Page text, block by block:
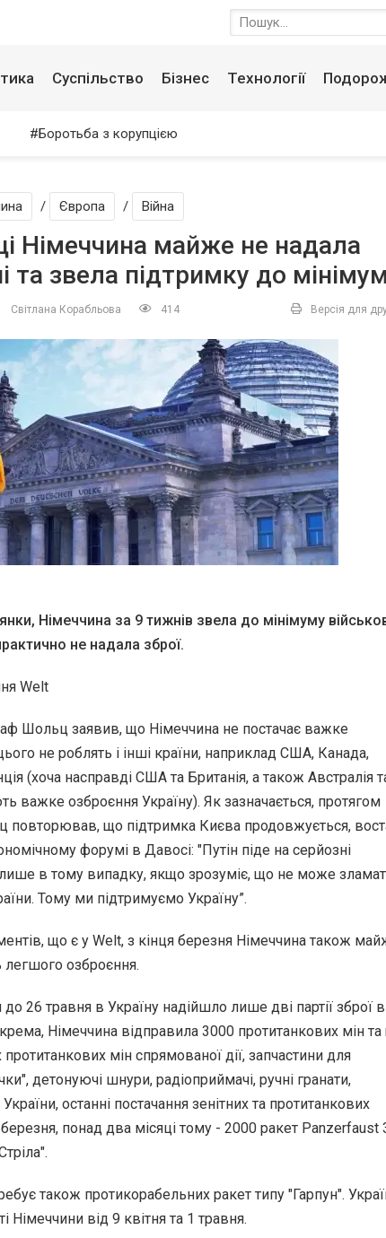
Суспільство Бізнес Технології
Боротьба з корупцією
/ Європа / Війна
Німеччина майже не надала
та звела підтримку до
Світлана Корабльова 414 Версія для
Німеччина за 9 тижнів звела до мінімуму
не надала зброї.
Welt
Шольц заявив, що Німеччина не постачає важке
не роблять і інші країни, наприклад США, Канада,
(хоча насправді США та Британія, а також Австралія
важке озброєння Україну). Як зазначається, протягом
повторював, що підтримка Києва продовжується,
форумі в Давосі: "Путін піде на серйозні
в тому випадку, якщо зрозуміє, що не може
Тому ми підтримуємо Україну”.
що є у Welt, з кінця березня Німеччина також
легшого озброєння.
26 травня в Україну надійшло лише дві партії зброї
Німеччина відправила 3000 протитанкових мін
протитанкових мін спрямованої дії, запчастини для
детонуючі шнури, радіоприймачі, ручні гранати,
останні постачання зенітних та протитанкових
понад два місяці тому - 2000 ракет Panzerfaust
також протикорабельних ракет типу "Гарпун".
Німеччини від 9 квітня та 1 травня.